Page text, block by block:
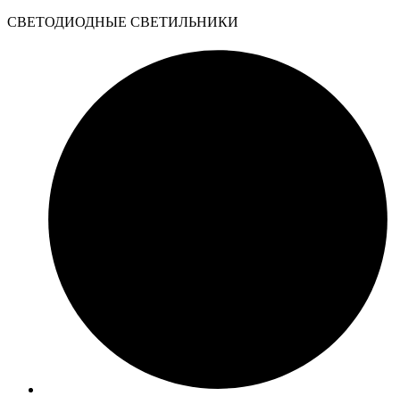
CВЕТОДИОДНЫЕ СВЕТИЛЬНИКИ